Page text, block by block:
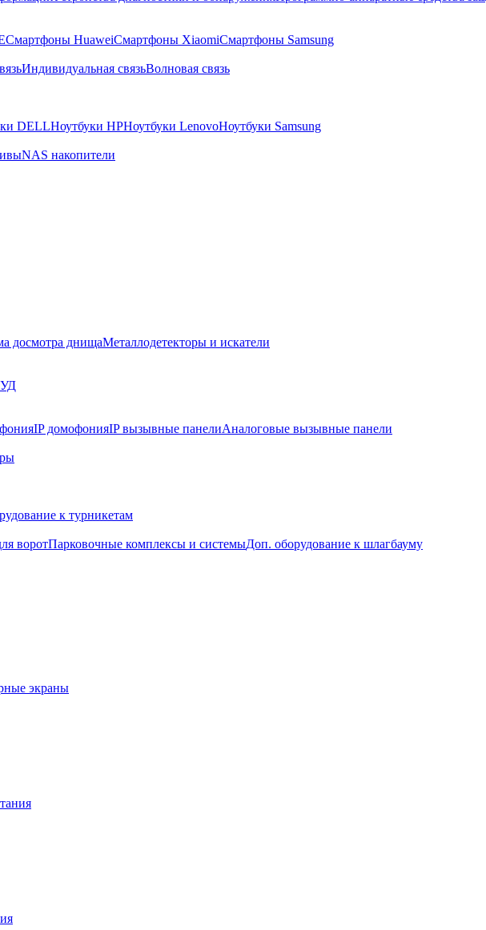
Смартфоны HuaweiСмартфоны XiaomiСмартфоны Samsung
Индивидуальная связьВолновая связь
DELLНоутбуки HPНоутбуки LenovoНоутбуки Samsung
NAS накопители
досмотра днищаМеталлодетекторы и искатели
IP домофонияIP вызывные панелиАналоговые вызывные панели
к турникетам
воротПарковочные комплексы и системыДоп. оборудование к шлагбауму
экраны